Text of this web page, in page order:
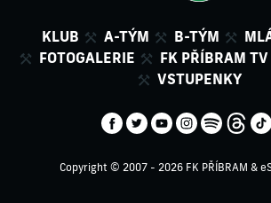
KLUB A-TÝM B-TÝM
FOTOGALERIE
FK PŘÍBRAM TV
VSTUPENKY
Copyright © 2007 - 2026 FK PŘÍBRAM &